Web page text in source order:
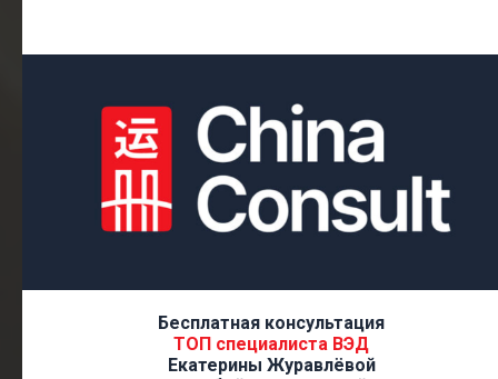
Бесплатная консультация
ТОП специалиста ВЭД
Екатерины Журавлёвой